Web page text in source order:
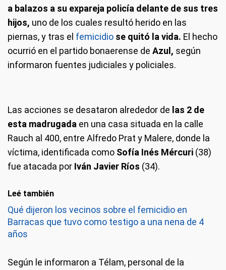
a balazos a su expareja policía delante de sus tres
hijos, uno de los cuales resultó herido en las
piernas, y tras el femicidio se quitó la vida. El hecho
ocurrió en el partido bonaerense de Azul, según
informaron fuentes judiciales y policiales.
Las acciones se desataron alrededor de las 2 de
esta madrugada en una casa situada en la calle
Rauch al 400, entre Alfredo Prat y Malere, donde la
víctima, identificada como Sofía Inés Mércuri (38)
fue atacada por Iván Javier Ríos (34).
Leé también
Qué dijeron los vecinos sobre el femicidio en
Barracas que tuvo como testigo a una nena de 4
años
Según le informaron a Télam, personal de la